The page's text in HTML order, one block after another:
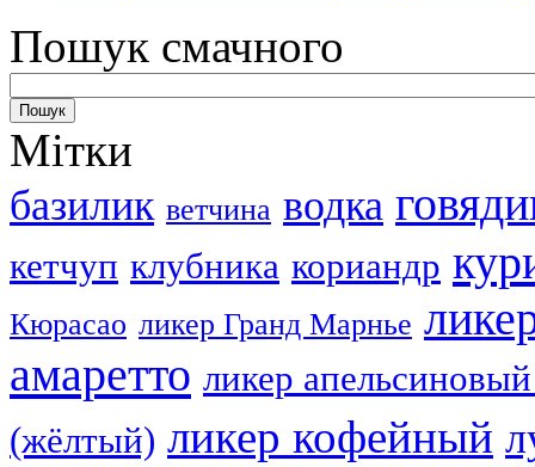
Пошук смачного
Мітки
базилик ветчина водка
кетчуп клубника кориандр
Кюрасао ликер Гранд Марнье
амаретто ликер
(жёлтый) ликер кофейный